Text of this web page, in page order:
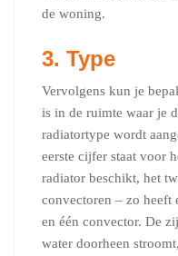
de woning.
3. Type
Vervolgens kun je
is in de ruimte waar je
radiatortype wordt
eerste cijfer staat voor
radiator beschikt, het
convectoren – zo heeft
en één convector. De
water doorheen